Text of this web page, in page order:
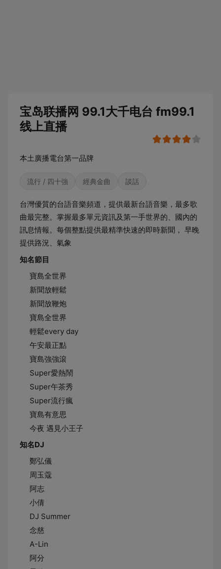
宝岛联播网 99.1大千电台 fm99.1
线上直播
本土廣播電台第一品牌
流行 / 四十強 經典金曲 談話
台灣優質的台語音樂頻道，提供最新台語音樂，最多歌
曲最完整。掌握最多單元資訊及第一手世界的、國內的
訊息情報。每個整點提供最精準快速的即時新聞， 早晚
提供路況、氣象
知名節目
寶島全世界
新聞放輕鬆
新聞放鞭炮
寶島全世界
輕鬆every day
午安最正點
寶島強強滾
Super愛熱鬧
Super午茶秀
Super流行瘋
寶島有意思
今夜 遇見小王子
知名DJ
鄭弘儀
周玉蔻
阿志
小倩
DJ Summer
念慈
A-Lin
阿分